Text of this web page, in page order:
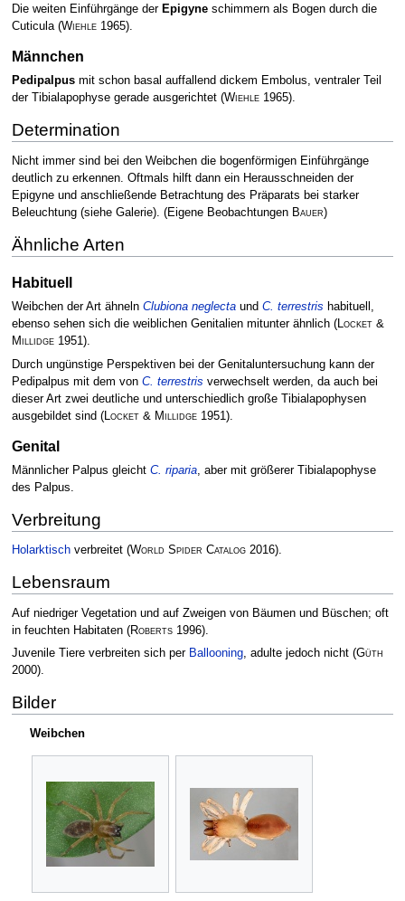
Die weiten Einführgänge der Epigyneschimmern als Bogen durch die
Cuticula (Wiehle1965).
Männchen
Pedipalpusmit schon basal auffallend dickem Embolus, ventraler Teil
der Tibialapophyse gerade ausgerichtet (Wiehle1965).
Determination
Nicht immer sind bei den Weibchen die bogenförmigen Einführgänge
deutlich zu erkennen. Oftmals hilft dann ein Herausschneiden der
Epigyne und anschließende Betrachtung des Präparats bei starker
Beleuchtung (siehe Galerie). (Eigene Beobachtungen Bauer)
Ähnliche Arten
Habituell
Weibchen der Art ähneln Clubiona neglectaund C. terrestris habituell,
ebenso sehen sich die weiblichen Genitalien mitunter ähnlich (Locket &
Millidge1951).
Durch ungünstige Perspektiven bei der Genitaluntersuchung kann der
Pedipalpus mit dem von C. terrestris verwechselt werden, da auch bei
dieser Art zwei deutliche und unterschiedlich große Tibialapophysen
ausgebildet sind (Locket & Millidge1951).
Genital
Männlicher Palpus gleicht C. riparia, aber mit größerer Tibialapophyse
des Palpus.
Verbreitung
Holarktischverbreitet (World Spider Catalog2016).
Lebensraum
Auf niedriger Vegetation und auf Zweigen von Bäumen und Büschen; oft
in feuchten Habitaten (Roberts1996).
Juvenile Tiere verbreiten sich per Ballooning, adulte jedoch nicht (Güth
2000).
Bilder
Weibchen